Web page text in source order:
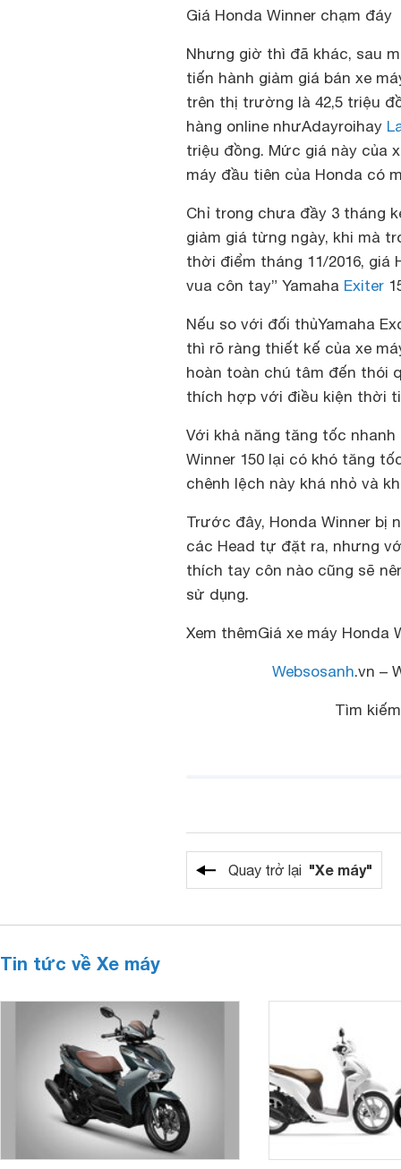
Giá Honda Winner chạm đáy
Nhưng giờ thì đã khác, sau
tiến hành giảm giá bán xe
trên thị trường là 42,5 triệu
hàng online nhưAdayroihay
triệu đồng. Mức giá này của
máy đầu tiên của Honda có
Chỉ trong chưa đầy 3 tháng
giảm giá từng ngày, khi mà
thời điểm tháng 11/2016, giá
vua côn tay” Yamaha Exiter
Nếu so với đối thủYamaha
thì rõ ràng thiết kế của xe
hoàn toàn chú tâm đến thói
thích hợp với điều kiện thời
Với khả năng tăng tốc
Winner 150 lại có khó tăng
chênh lệch này khá nhỏ và
Trước đây, Honda Winner bị
các Head tự đặt ra, nhưng
thích tay côn nào cũng sẽ
sử dụng.
Xem thêmGiá xe máy Honda
Websosanh.vn –
Tìm
Quay trở lại "Xe máy"
Tin tức về Xe máy